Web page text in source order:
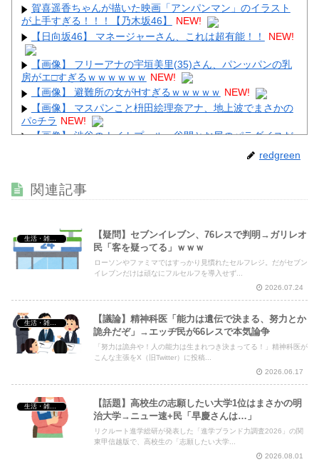
賀喜遥香ちゃんが描いた映画「アンパンマン」のイラスト
が上手すぎる！！！【乃木坂46】
NEW!
【日向坂46】 マネージャーさん、これは超有能！！
NEW!
【画像】 フリーアナの宇垣美里(35)さん、パンッパンの乳
房がエ□すぎるｗｗｗｗｗｗ NEW!
【画像】 避難所の女がHすぎるｗｗｗｗｗ NEW!
【画像】 マスパンこと枡田絵理奈アナ、地上波でまさかの
パ○チラ NEW!
【画像】 渋谷のナイトプール、谷間とお尻のパラダイスだ
【動画】 三上悠亜さん、乳首ポロリしたまま平常心を装う
Powered by livedoor 相互RSS
redgreen
関連記事
【疑問】セブンイレブン、76レスで判明→ガリレオ
民「客を疑ってる」ｗｗｗ
ローソンやファミマではすっかり見慣れたセルフレジ。だがセブン
イレブンだけは頑なにフルセルフを導入せず...
2026.07.24
【議論】精神科医「能力は遺伝で決まる、努力とか
詭弁だぞ」→エッヂ民が66レスで本気論争
「努力は詭弁や！人の能力は生まれつき決まってる！」精神科医が
こんな主張をX（旧Twitter）に投稿...
2026.06.17
生活・雑談・恋愛
【話題】高校生の志願したい大学1位はまさかの明
治大学→ニュー速+民「早慶さんは…」
リクルート進学総研が発表した「進学ブランド力調査2026」の関
東甲信越版で、高校生の「志願したい大学...
2026.08.01